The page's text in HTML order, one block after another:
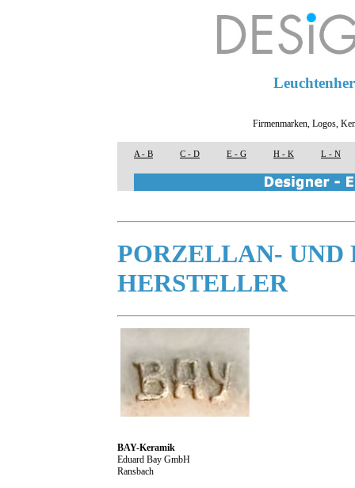
Firmenmarken, Logos,
A - B C - D E - G H - K L - N
PORZELLAN-
HERSTELLER
BAY-Keramik
Eduard Bay GmbH
Ransbach